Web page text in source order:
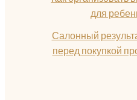
для
Салонный
перед покупкой